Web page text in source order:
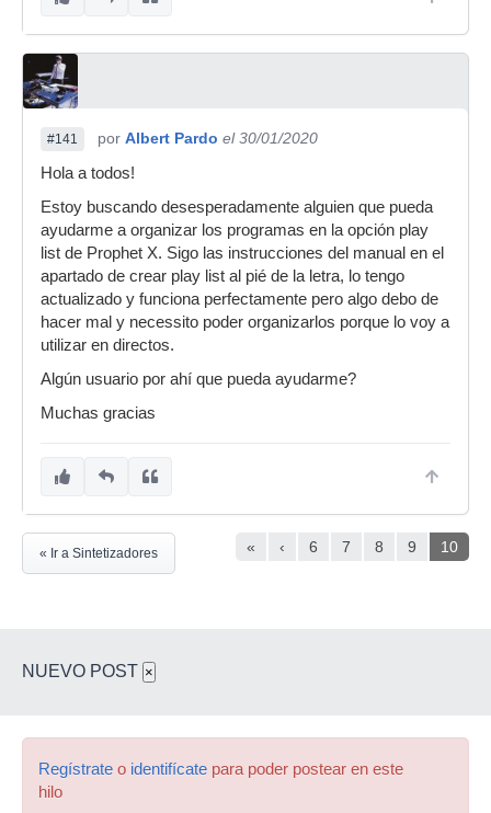
#141 por Albert Pardo el 30/01/2020
Hola a todos!
Estoy buscando desesperadamente alguien que pueda
ayudarme a organizar los programas en la opción play
list de Prophet X. Sigo las instrucciones del manual en el
apartado de crear play list al pié de la letra, lo tengo
actualizado y funciona perfectamente pero algo debo de
hacer mal y necessito poder organizarlos porque lo voy a
utilizar en directos.
Algún usuario por ahí que pueda ayudarme?
Muchas gracias
« ‹ 6 7 8 9 10
« Ir a Sintetizadores
NUEVO POST ×
Regístrate o identifícate para poder postear en este
hilo